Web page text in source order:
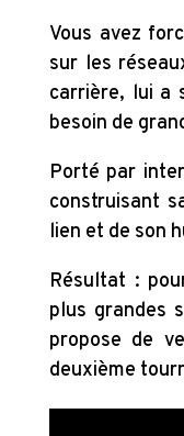
Vous avez
sur les
carrière, lui a
besoin de
Porté par
construisant
lien et de son
Résultat :
plus grandes
propose de
deuxième